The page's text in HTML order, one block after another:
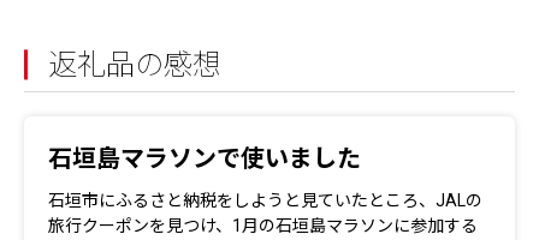
返礼品の感想
石垣島マラソンで使いました
石垣市にふるさと納税をしようと見ていたところ、JALの
旅行クーポンを見つけ、1月の石垣島マラソンに参加する